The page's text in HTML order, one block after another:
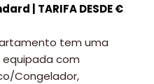
| TARIFA DESDE €
tem uma
equipada com
Congelador,